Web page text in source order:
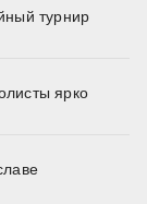
турнир
ярко